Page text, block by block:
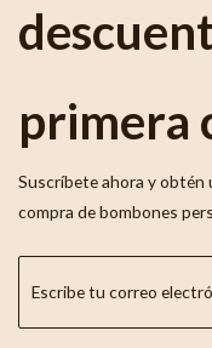
primera
Suscríbete ahora y obtén
compra de bombones